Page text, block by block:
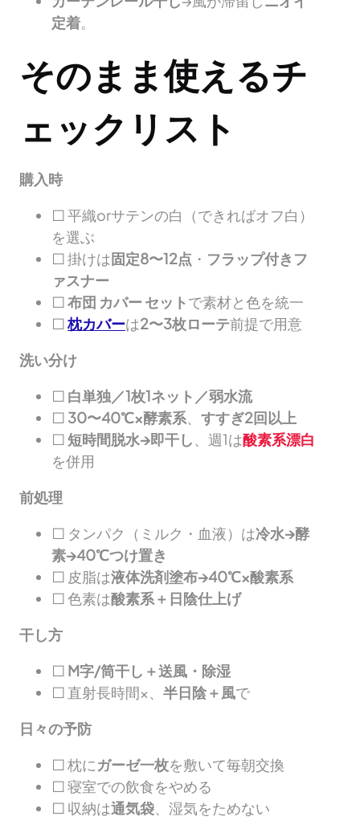
定着。
そのまま使えるチ
ェックリスト
購入時
□ 平織orサテンの白（できればオフ白）
を選ぶ
□ 掛けは固定8〜12点 ・ フラップ付きフ
ァスナー
□布団 カバー セットで素材と色を統一
□枕カバーは2〜3枚ローテ前提で用意
洗い分け
□ 白単独／1枚1ネット／弱水流
□ 30〜40℃×酵素系、 すすぎ2回以上
□短時間脱水→即干し、週1は酸素系漂白
を併用
前処理
□ タンパク（ミルク・血液）は冷水→酵
素→40℃つけ置き
□ 皮脂は液体洗剤塗布→40℃×酸素系
□ 色素は酸素系＋日陰仕上げ
干し方
□ M字/筒干し＋送風・除湿
□ 直射長時間×、 半日陰＋風で
日々の予防
□ 枕にガーゼ一枚を敷いて毎朝交換
□ 寝室での飲食をやめる
□ 収納は通気袋、湿気をためない